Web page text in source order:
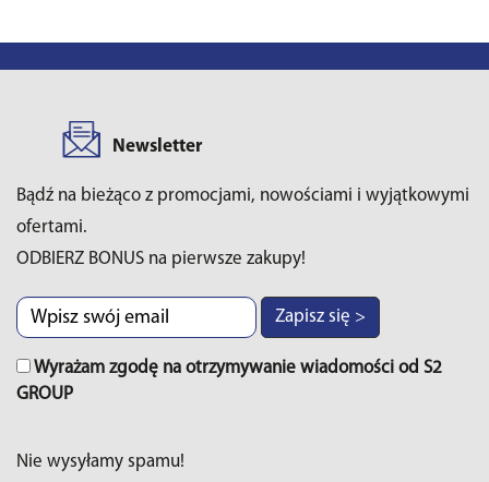
Newsletter
Bądź na bieżąco z promocjami, nowościami i wyjątkowymi
ofertami.
ODBIERZ BONUS na pierwsze zakupy!
Zapisz się >
Wyrażam zgodę na otrzymywanie wiadomości od S2
GROUP
Nie wysyłamy spamu!